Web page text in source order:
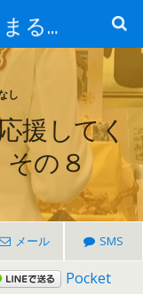
美と健康の創造館 まるとみ薬品 ぐんまの薬屋 芳さんのブログ
し
援してく
その８
メール SMS
Pocket